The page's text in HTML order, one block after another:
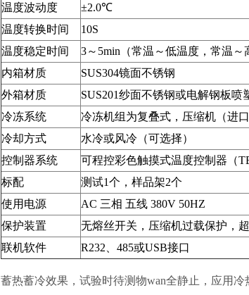
温度波动度
±2.0℃
温度转换时间
10S
温度稳定时间
3～5min（常温～低温度，常温～
内箱材质
SUS304镜面不锈钢
外箱材质
SUS201纱面不锈钢或电解钢板喷
冷冻系统
冷冻机组为复叠式，压缩机（进
冷却方式
水冷或风冷（可选择）
控制器系统
可程控彩色触摸式温度控制器（
标配
测试1个，样品架2个
使用电源
AC 三相 五线 380V 50HZ
保护装置
无熔丝开关，压缩机过载保护，
联机软件
R232、485或USB接口
蓄热蓄冷效果，试验时待测物wan全静止，应用